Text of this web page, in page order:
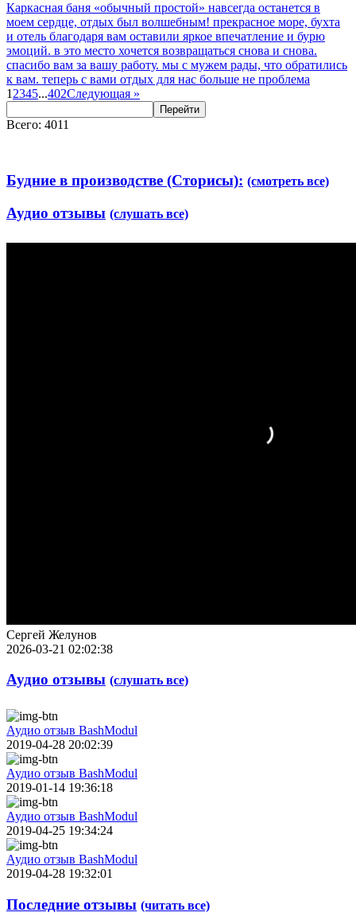
Каркасная баня «обычный простой» навсегда останется в
моем сердце, отдых был волшебным! прекрасное море, бухта
и отель благодаря вам оставили яркое впечатление и бурю
эмоций. в это место хочется возвращаться снова и снова.
спасибо вам за вашу работу. мы с мужем рады, что обратились
к вам. теперь с вами отдых для нас больше не проблема
1 2345...402Следующая »
Перейти
Всего: 4011
Будние в производстве (Сторисы): (смотреть все)
Аудио отзывы (слушать все)
Сергей Желунов
2026-03-21 02:02:38
Аудио отзывы (слушать все)
Аудио отзыв BashModul
2019-04-28 20:02:39
Аудио отзыв BashModul
2019-01-14 19:36:18
Аудио отзыв BashModul
2019-04-25 19:34:24
Аудио отзыв BashModul
2019-04-28 19:32:01
Последние отзывы (читать все)